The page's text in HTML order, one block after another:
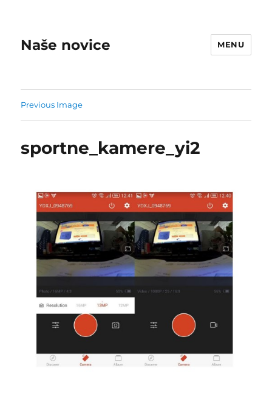
Naše novice MENU
Previous Image
sportne_kamere_yi2